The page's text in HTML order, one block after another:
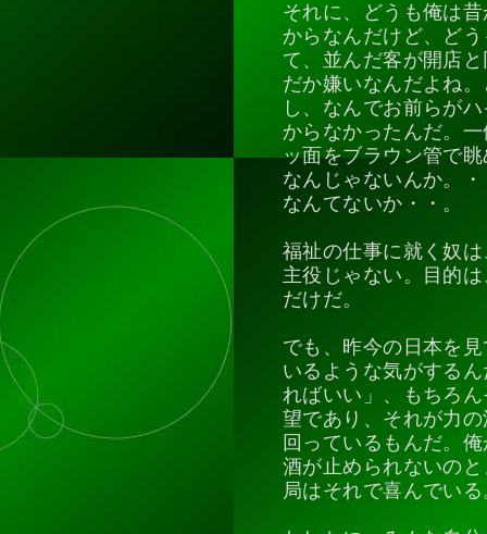
それに、どうも俺は
からなんだけど、ど
て、並んだ客が開店
だか嫌いなんだよね
し、なんでお前らが
からなかったんだ。
ッ面をブラウン管で
なんじゃないんか。
なんてないか・・。
福祉の仕事に就く奴
主役じゃない。目的
だけだ。
でも、昨今の日本を
いるような気がする
ればいい」、もちろ
望であり、それが力
回っているもんだ。
酒が止められないの
局はそれで喜んでいる